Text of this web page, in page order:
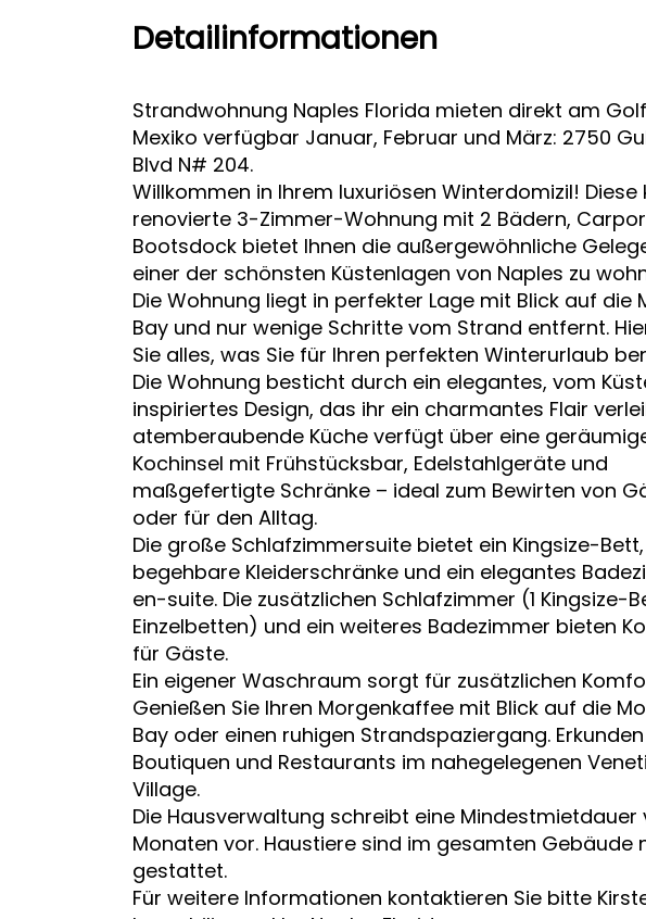
Detailinformationen
Strandwohnung Naples Florida mieten direkt am
Mexiko verfügbar Januar, Februar und März: 2750
Blvd N# 204.
Willkommen in Ihrem luxuriösen Winterdomizil!
renovierte 3-Zimmer-Wohnung mit 2 Bädern,
Bootsdock bietet Ihnen die außergewöhnliche
einer der schönsten Küstenlagen von Naples zu
Die Wohnung liegt in perfekter Lage mit Blick auf die
Bay und nur wenige Schritte vom Strand entfernt.
Sie alles, was Sie für Ihren perfekten Winterurlaub
Die Wohnung besticht durch ein elegantes, vom
inspiriertes Design, das ihr ein charmantes Flair
atemberaubende Küche verfügt über eine
Kochinsel mit Frühstücksbar, Edelstahlgeräte und
maßgefertigte Schränke – ideal zum Bewirten von
oder für den Alltag.
Die große Schlafzimmersuite bietet ein Kingsize-Bett,
begehbare Kleiderschränke und ein elegantes
en-suite. Die zusätzlichen Schlafzimmer (1 Kingsize-
Einzelbetten) und ein weiteres Badezimmer bieten
für Gäste.
Ein eigener Waschraum sorgt für zusätzlichen
Genießen Sie Ihren Morgenkaffee mit Blick auf die
Bay oder einen ruhigen Strandspaziergang.
Boutiquen und Restaurants im nahegelegenen
Village.
Die Hausverwaltung schreibt eine Mindestmietdauer
Monaten vor. Haustiere sind im gesamten Gebäude
gestattet.
Für weitere Informationen kontaktieren Sie bitte